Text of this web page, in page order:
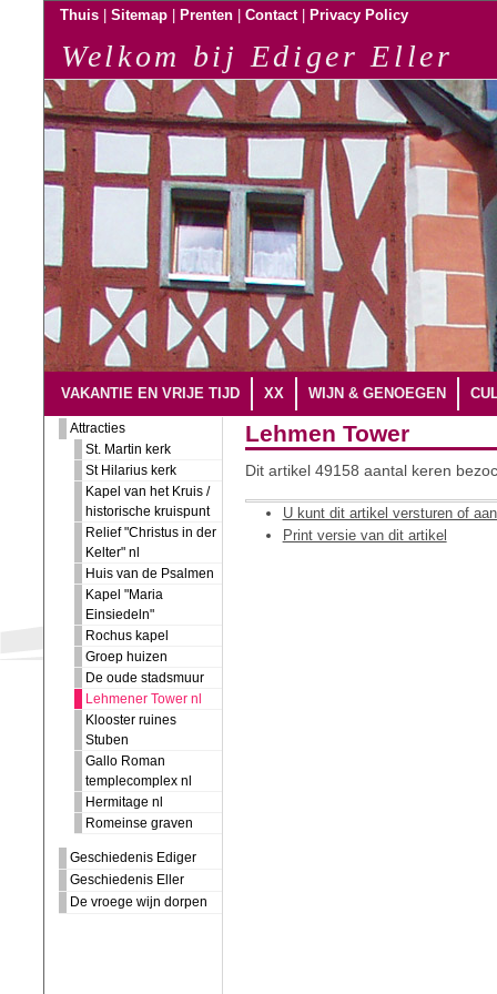
Thuis Sitemap Prenten Contact Privacy Policy
Welkom bij Ediger Eller
VAKANTIE EN VRIJE TIJD XX WIJN & GENOEGEN
Attracties
St. Martin kerk
St Hilarius kerk
Kapel van het Kruis /
historische kruispunt
Relief "Christus in der
Kelter" nl
Huis van de Psalmen
Kapel "Maria
Einsiedeln"
Rochus kapel
Groep huizen
De oude stadsmuur
Lehmener Tower nl
Klooster ruines
Stuben
Gallo Roman
templecomplex nl
Hermitage nl
Romeinse graven
Geschiedenis Ediger
Geschiedenis Eller
De vroege wijn dorpen
Lehmen Tower
Dit artikel 49158 aantal keren
U kunt dit artikel versturen of
Print versie van dit artikel